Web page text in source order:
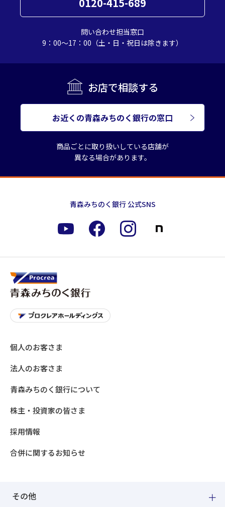
問い合わせ担当窓口
9：00～17：00（土・日・祝日は除きます）
お店で相談する
お近くの青森みちのく銀行の窓口
商品ごとに取り扱いしている店舗が
異なる場合があります。
青森みちのく銀行 公式SNS
個人のお客さま
法人のお客さま
青森みちのく銀行について
株主・投資家の皆さま
採用情報
合併に関するお知らせ
その他